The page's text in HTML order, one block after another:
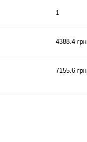
1
4388.4 грн
7155.6 грн